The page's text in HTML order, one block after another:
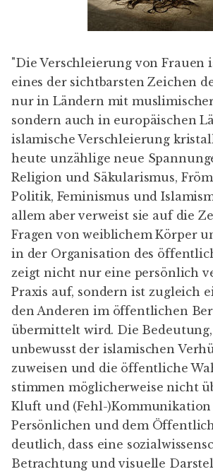
"Die Verschleierung von Frauen
eines der sichtbarsten Zeichen
nur in Ländern mit
sondern auch in europäischen
islamische Verschleierung
heute unzählige neue
Religion und Säkularismus,
Politik, Feminismus und
allem aber verweist sie auf die
Fragen von weiblichem Körper
in der Organisation des
zeigt nicht nur eine persönlich
Praxis auf, sondern ist zugleich
den Anderen im öffentlichen
übermittelt wird. Die Bedeutung,
unbewusst der islamischen
zuweisen und die öffentliche
stimmen möglicherweise nicht
Kluft und (Fehl-)Kommunikation
Persönlichen und dem
deutlich, dass eine
Betrachtung und visuelle